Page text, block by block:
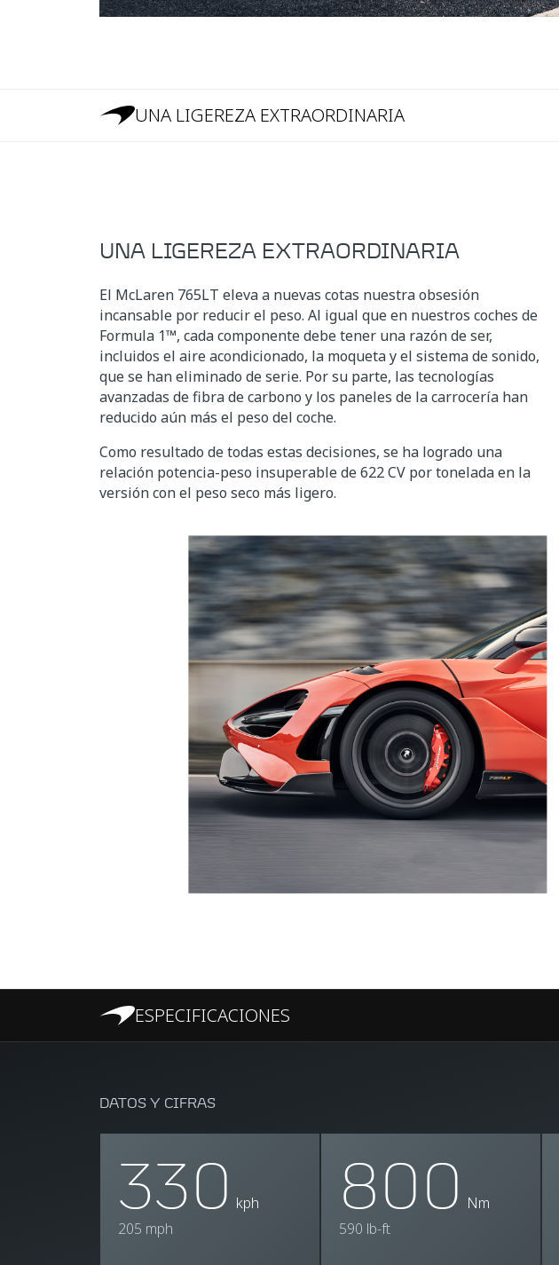
UNA LIGEREZA EXTRAORDINARIA
UNA LIGEREZA EXTRAORDINARIA
El McLaren 765LT eleva a nuevas cotas nuestra obsesión
incansable por reducir el peso. Al igual que en nuestros coches de
Formula 1™, cada componente debe tener una razón de ser,
incluidos el aire acondicionado, la moqueta y el sistema de sonido,
que se han eliminado de serie. Por su parte, las tecnologías
avanzadas de fibra de carbono y los paneles de la carrocería han
reducido aún más el peso del coche.
Como resultado de todas estas decisiones, se ha logrado una
relación potencia-peso insuperable de 622 CV por tonelada en la
versión con el peso seco más ligero.
ESPECIFICACIONES
DATOS Y CIFRAS
330 kph
205 mph
800 Nm
590 lb-ft